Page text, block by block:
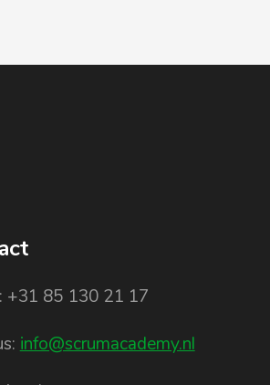
+31 85 130 21 17
info@scrumacademy.nl